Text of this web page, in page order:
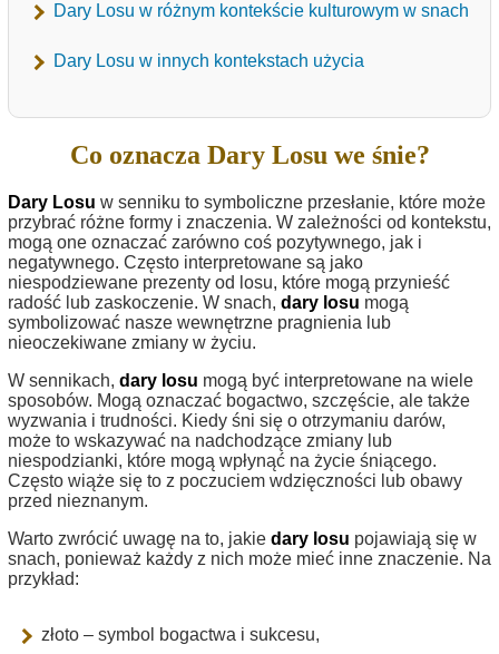
Dary Losu w różnym kontekście kulturowym w snach
Dary Losu w innych kontekstach użycia
Co oznacza Dary Losu we śnie?
Dary Losu w senniku to symboliczne przesłanie, które może
przybrać różne formy i znaczenia. W zależności od kontekstu,
mogą one oznaczać zarówno coś pozytywnego, jak i
negatywnego. Często interpretowane są jako
niespodziewane prezenty od losu, które mogą przynieść
radość lub zaskoczenie. W snach, dary losu mogą
symbolizować nasze wewnętrzne pragnienia lub
nieoczekiwane zmiany w życiu.
W sennikach, dary losu mogą być interpretowane na wiele
sposobów. Mogą oznaczać bogactwo, szczęście, ale także
wyzwania i trudności. Kiedy śni się o otrzymaniu darów,
może to wskazywać na nadchodzące zmiany lub
niespodzianki, które mogą wpłynąć na życie śniącego.
Często wiąże się to z poczuciem wdzięczności lub obawy
przed nieznanym.
Warto zwrócić uwagę na to, jakie dary losu pojawiają się w
snach, ponieważ każdy z nich może mieć inne znaczenie. Na
przykład:
złoto – symbol bogactwa i sukcesu,